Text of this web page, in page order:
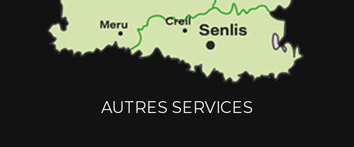
AUTRES SERVICES